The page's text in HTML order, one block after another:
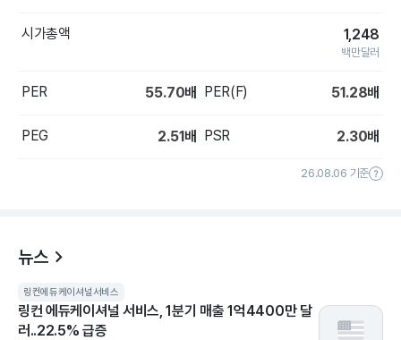
시가총액 1,248
백만달러
PER 55.70배 PER(F) 51.28배
PEG 2.51배 PSR 2.30배
26.08.06 기준
뉴스
링컨에듀케이셔널서비스
링컨 에듀케이셔널 서비스, 1분기 매출 1억4400만 달
러..22.5% 급증